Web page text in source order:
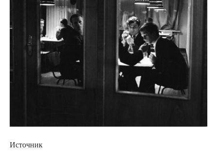
Источник